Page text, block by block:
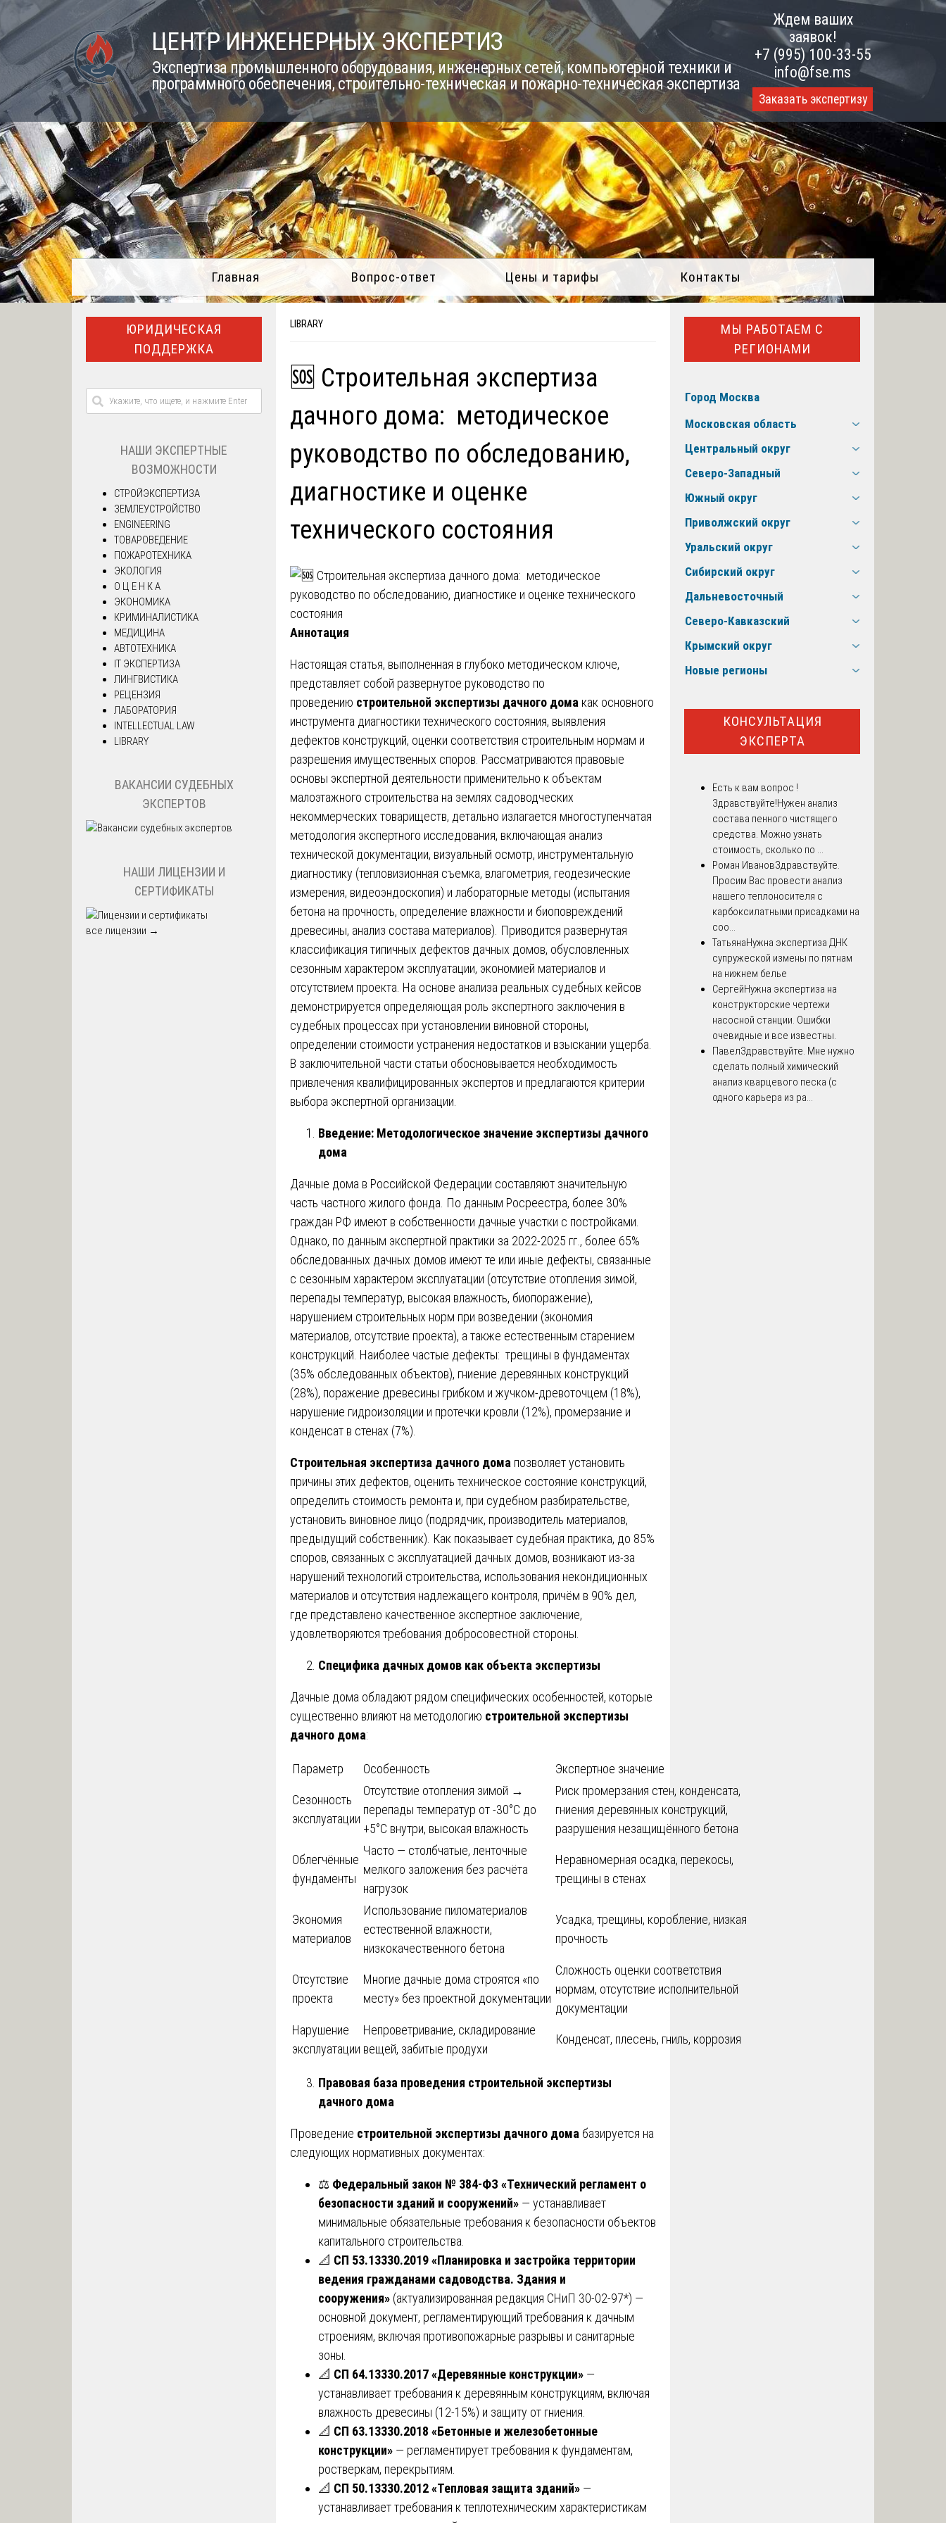
Skip
to
content
ЦЕНТР ИНЖЕНЕРНЫХ ЭКСПЕРТИЗ
Экспертиза промышленного оборудования, инженерных сетей, компьютерной техники и
программного обеспечения, строительно-техническая и пожарно-техническая экспертиза
Ждем ваших
заявок!
+7 (995) 100-33-55
info@fse.ms
Заказать экспертизу
Главная Вопрос-ответ Цены и тарифы Контакты
LIBRARY
🆘 Строительная экспертиза
дачного дома: методическое
руководство по обследованию,
диагностике и оценке
технического состояния
Аннотация
Настоящая статья, выполненная в глубоко методическом ключе,
представляет собой развернутое руководство по
проведению строительной экспертизы дачного дома как основного
инструмента диагностики технического состояния, выявления
дефектов конструкций, оценки соответствия строительным нормам и
разрешения имущественных споров. Рассматриваются правовые
основы экспертной деятельности применительно к объектам
малоэтажного строительства на землях садоводческих
некоммерческих товариществ, детально излагается многоступенчатая
методология экспертного исследования, включающая анализ
технической документации, визуальный осмотр, инструментальную
диагностику (тепловизионная съемка, влагометрия, геодезические
измерения, видеоэндоскопия) и лабораторные методы (испытания
бетона на прочность, определение влажности и биоповреждений
древесины, анализ состава материалов). Приводится развернутая
классификация типичных дефектов дачных домов, обусловленных
сезонным характером эксплуатации, экономией материалов и
отсутствием проекта. На основе анализа реальных судебных кейсов
демонстрируется определяющая роль экспертного заключения в
судебных процессах при установлении виновной стороны,
определении стоимости устранения недостатков и взыскании ущерба.
В заключительной части статьи обосновывается необходимость
привлечения квалифицированных экспертов и предлагаются критерии
выбора экспертной организации.
Введение: Методологическое значение экспертизы дачного
дома
Дачные дома в Российской Федерации составляют значительную
часть частного жилого фонда. По данным Росреестра, более 30%
граждан РФ имеют в собственности дачные участки с постройками.
Однако, по данным экспертной практики за 2022-2025 гг., более 65%
обследованных дачных домов имеют те или иные дефекты, связанные
с сезонным характером эксплуатации (отсутствие отопления зимой,
перепады температур, высокая влажность, биопоражение),
нарушением строительных норм при возведении (экономия
материалов, отсутствие проекта), а также естественным старением
конструкций. Наиболее частые дефекты: трещины в фундаментах
(35% обследованных объектов), гниение деревянных конструкций
(28%), поражение древесины грибком и жучком-древоточцем (18%),
нарушение гидроизоляции и протечки кровли (12%), промерзание и
конденсат в стенах (7%).
Строительная экспертиза дачного дома позволяет установить
причины этих дефектов, оценить техническое состояние конструкций,
определить стоимость ремонта и, при судебном разбирательстве,
установить виновное лицо (подрядчик, производитель материалов,
предыдущий собственник). Как показывает судебная практика, до 85%
споров, связанных с эксплуатацией дачных домов, возникают из-за
нарушений технологий строительства, использования некондиционных
материалов и отсутствия надлежащего контроля, причём в 90% дел,
где представлено качественное экспертное заключение,
удовлетворяются требования добросовестной стороны.
Специфика дачных домов как объекта экспертизы
Дачные дома обладают рядом специфических особенностей, которые
существенно влияют на методологию строительной экспертизы
дачного дома:
Параметр Особенность Экспертное значение
Сезонность
эксплуатации
Отсутствие отопления зимой →
перепады температур от -30°C до
+5°C внутри, высокая влажность
Риск промерзания стен, конденсата,
гниения деревянных конструкций,
разрушения незащищённого бетона
Облегчённые
фундаменты
Часто — столбчатые, ленточные
мелкого заложения без расчёта
нагрузок
Неравномерная осадка, перекосы,
трещины в стенах
Экономия
материалов
Использование пиломатериалов
естественной влажности,
низкокачественного бетона
Усадка, трещины, коробление, низкая
прочность
Отсутствие
проекта
Многие дачные дома строятся «по
месту» без проектной документации
Сложность оценки соответствия
нормам, отсутствие исполнительной
документации
Нарушение
эксплуатации
Непроветривание, складирование
вещей, забитые продухи
Конденсат, плесень, гниль, коррозия
Правовая база проведения строительной экспертизы
дачного дома
Проведение строительной экспертизы дачного дома базируется на
следующих нормативных документах:
⚖️ Федеральный закон № 384-ФЗ «Технический регламент о
безопасности зданий и сооружений» — устанавливает
минимальные обязательные требования к безопасности объектов
капитального строительства.
📐 СП 53.13330.2019 «Планировка и застройка территории
ведения гражданами садоводства. Здания и
сооружения» (актуализированная редакция СНиП 30-02-97*) —
основной документ, регламентирующий требования к дачным
строениям, включая противопожарные разрывы и санитарные
зоны.
📐 СП 64.13330.2017 «Деревянные конструкции» —
устанавливает требования к деревянным конструкциям, включая
влажность древесины (12-15%) и защиту от гниения.
📐 СП 63.13330.2018 «Бетонные и железобетонные
конструкции» — регламентирует требования к фундаментам,
ростверкам, перекрытиям.
📐 СП 50.13330.2012 «Тепловая защита зданий» —
устанавливает требования к теплотехническим характеристикам
ЮРИДИЧЕСКАЯ
ПОДДЕРЖКА
НАШИ ЭКСПЕРТНЫЕ
ВОЗМОЖНОСТИ
СТРОЙЭКСПЕРТИЗА
ЗЕМЛЕУСТРОЙСТВО
ENGINEERING
ТОВАРОВЕДЕНИЕ
ПОЖАРОТЕХНИКА
ЭКОЛОГИЯ
О Ц Е Н К А
ЭКОНОМИКА
КРИМИНАЛИСТИКА
МЕДИЦИНА
АВТОТЕХНИКА
IT ЭКСПЕРТИЗА
ЛИНГВИСТИКА
РЕЦЕНЗИЯ
ЛАБОРАТОРИЯ
INTELLECTUAL LAW
LIBRARY
ВАКАНСИИ СУДЕБНЫХ
ЭКСПЕРТОВ
НАШИ ЛИЦЕНЗИИ И
СЕРТИФИКАТЫ
все лицензии →
МЫ РАБОТАЕМ С
РЕГИОНАМИ
Город Москва
Московская область
Центральный округ
Северо-Западный
Южный округ
Приволжский округ
Уральский округ
Сибирский округ
Дальневосточный
Северо-Кавказский
Крымский округ
Новые регионы
КОНСУЛЬТАЦИЯ
ЭКСПЕРТА
Есть к вам вопрос !
Здравствуйте!Нужен анализ
состава пенного чистящего
средства. Можно узнать
стоимость, сколько по ...
Роман ИвановЗдравствуйте.
Просим Вас провести анализ
нашего теплоносителя с
карбоксилатными присадками на
соо...
ТатьянаНужна экспертиза ДНК
супружеской измены по пятнам
на нижнем белье
СергейНужна экспертиза на
конструкторские чертежи
насосной станции. Ошибки
очевидные и все известны.
ПавелЗдравствуйте. Мне нужно
сделать полный химический
анализ кварцевого песка (с
одного карьера из ра...